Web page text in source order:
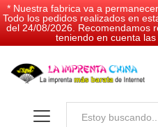
* Nuestra fabrica va a
Todo los pedidos realizados en
del 24/08/2026. Recomendamos
teniendo en cuenta